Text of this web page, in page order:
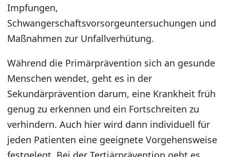
Impfungen,
Schwangerschaftsvorsorgeuntersuchungen und
Maßnahmen zur Unfallverhütung.
Während die Primärprävention sich an gesunde
Menschen wendet, geht es in der
Sekundärprävention darum, eine Krankheit früh
genug zu erkennen und ein Fortschreiten zu
verhindern. Auch hier wird dann individuell für
jeden Patienten eine geeignete Vorgehensweise